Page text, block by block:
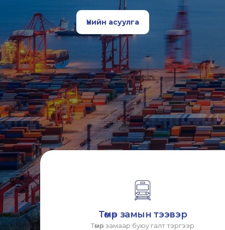
Үнийн асуулга
Төмөр замын тээвэр
Төмөр замаар буюу галт тэргээр